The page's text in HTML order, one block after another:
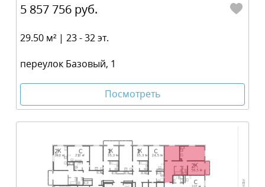
5 857 756 руб.
29.50 м² | 23 - 32 эт.
переулок Базовый, 1
Посмотреть